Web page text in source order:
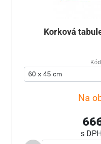
Korková
Na
s DPH